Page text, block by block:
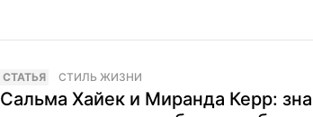
CТАТЬЯ СТИЛЬ ЖИЗНИ
Сальма Хайек и Миранда Керр: